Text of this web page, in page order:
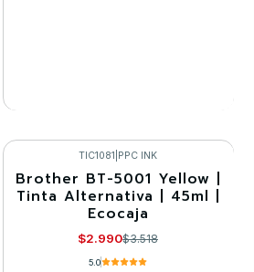
VER DETALLES
-15%
TIC1081 PPC INK
Brother BT-5001 Yellow |
Tinta Alternativa | 45ml |
Ecocaja
$2.990$3.518
5.0